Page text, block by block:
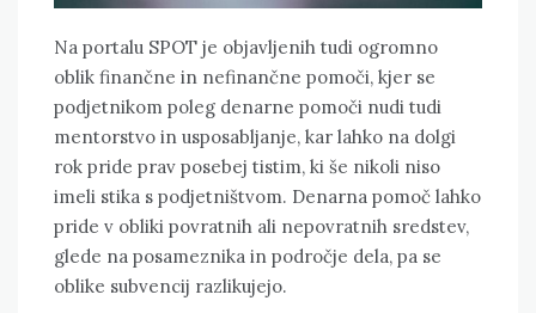
Na portalu SPOT je objavljenih tudi ogromno
oblik finančne in nefinančne pomoči, kjer se
podjetnikom poleg denarne pomoči nudi tudi
mentorstvo in usposabljanje, kar lahko na dolgi
rok pride prav posebej tistim, ki še nikoli niso
imeli stika s podjetništvom. Denarna pomoč lahko
pride v obliki povratnih ali nepovratnih sredstev,
glede na posameznika in področje dela, pa se
oblike subvencij razlikujejo.